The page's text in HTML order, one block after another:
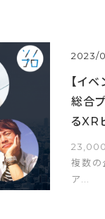
2023/
【イ
総合
るXR
複数の
ア...